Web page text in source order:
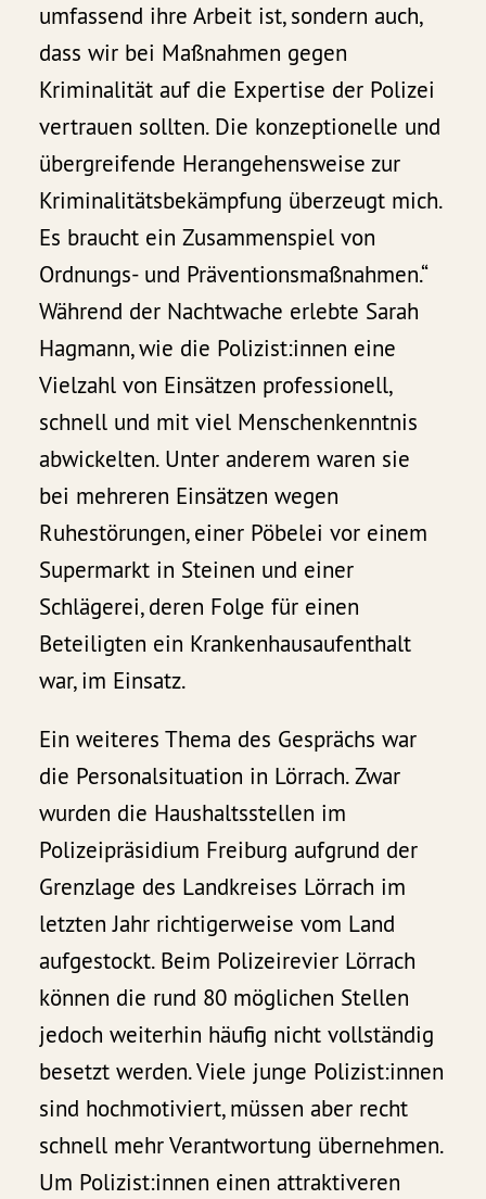
umfassend ihre Arbeit ist, sondern auch,
dass wir bei Maßnahmen gegen
Kriminalität auf die Expertise der Polizei
vertrauen sollten. Die konzeptionelle und
übergreifende Herangehensweise zur
Kriminalitätsbekämpfung überzeugt mich.
Es braucht ein Zusammenspiel von
Ordnungs- und Präventionsmaßnahmen.“
Während der Nachtwache erlebte Sarah
Hagmann, wie die Polizist:innen eine
Vielzahl von Einsätzen professionell,
schnell und mit viel Menschenkenntnis
abwickelten. Unter anderem waren sie
bei mehreren Einsätzen wegen
Ruhestörungen, einer Pöbelei vor einem
Supermarkt in Steinen und einer
Schlägerei, deren Folge für einen
Beteiligten ein Krankenhausaufenthalt
war, im Einsatz.
Ein weiteres Thema des Gesprächs war
die Personalsituation in Lörrach. Zwar
wurden die Haushaltsstellen im
Polizeipräsidium Freiburg aufgrund der
Grenzlage des Landkreises Lörrach im
letzten Jahr richtigerweise vom Land
aufgestockt. Beim Polizeirevier Lörrach
können die rund 80 möglichen Stellen
jedoch weiterhin häufig nicht vollständig
besetzt werden. Viele junge Polizist:innen
sind hochmotiviert, müssen aber recht
schnell mehr Verantwortung übernehmen.
Um Polizist:innen einen attraktiveren